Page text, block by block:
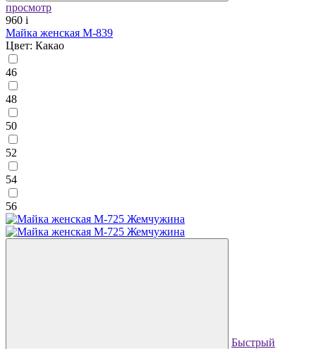
просмотр
960 i
Майка женская М-839
Цвет: Какао
46
48
50
52
54
56
Быстрый